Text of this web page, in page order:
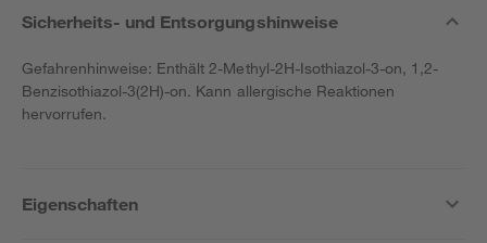
Sicherheits- und Entsorgungshinweise
Gefahrenhinweise: Enthält 2-Methyl-2H-Isothiazol-3-on, 1,2-
Benzisothiazol-3(2H)-on. Kann allergische Reaktionen
hervorrufen.
Eigenschaften